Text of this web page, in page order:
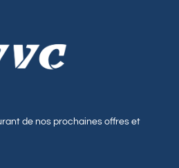
de nos prochaines offres et